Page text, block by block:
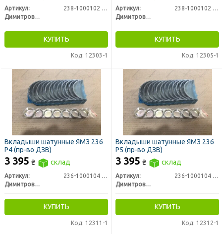
Артикул:
238-1000102 Р6
Димитровградский завод вкладышей ООО
КУПИТЬ
Код: 12303-1
Артикул:
238-1000102 Р5
Димитровградский завод вкладышей ООО
КУПИТЬ
Код: 12305-1
Вкладыши шатунные ЯМЗ 236
Р4 (пр-во ДЗВ)
3 395 ₴ склад
Артикул:
Димитровградский завод вкладышей ООО
КУПИТЬ
Код: 12311-1
Вкладыши шатунные ЯМЗ 236
Р5 (пр-во ДЗВ)
3 395 ₴ склад
Артикул:
Димитровградский завод вкладышей ООО
КУПИТЬ
Код: 12312-1